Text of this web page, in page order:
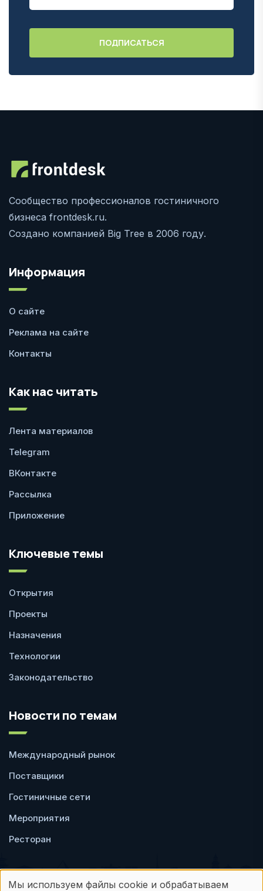
Сообщество профессионалов гостиничного
бизнеса frontdesk.ru.
Создано компанией Big Tree в 2006 году.
Информация
О сайте
Реклама на сайте
Контакты
Как нас читать
Лента материалов
Telegram
ВКонтакте
Рассылка
Приложение
Ключевые темы
Открытия
Проекты
Назначения
Технологии
Законодательство
Новости по темам
Международный рынок
Поставщики
Гостиничные сети
Мероприятия
Ресторан
Мы используем файлы cookie и обрабатываем